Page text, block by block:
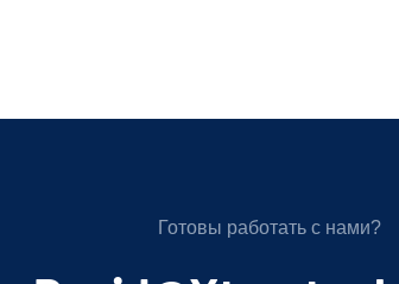
Готовы работать с нами?